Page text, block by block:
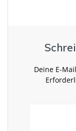
Deine E-